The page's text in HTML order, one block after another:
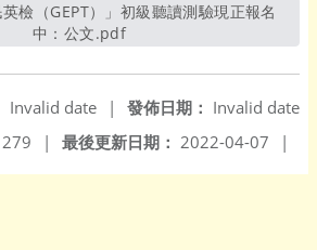
中：公文.pdf另開新視窗
發佈日期： Invalid date
Invalid date
|
最後更新日期： 2022-04-07 |
279 |